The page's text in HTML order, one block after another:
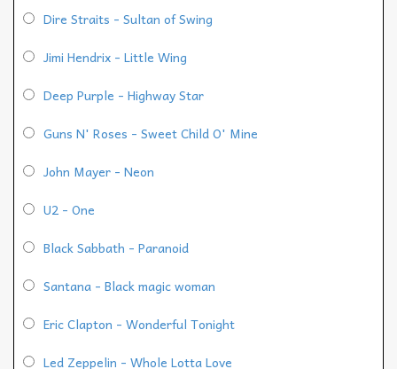
Dire Straits - Sultan of Swing
Jimi Hendrix - Little Wing
Deep Purple - Highway Star
Guns N' Roses - Sweet Child O' Mine
John Mayer - Neon
U2 - One
Black Sabbath - Paranoid
Santana - Black magic woman
Eric Clapton - Wonderful Tonight
Led Zeppelin - Whole Lotta Love